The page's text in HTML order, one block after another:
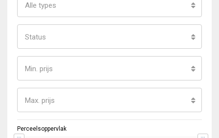
Alle types
Status
Min. prijs
Max. prijs
Perceelsoppervlak